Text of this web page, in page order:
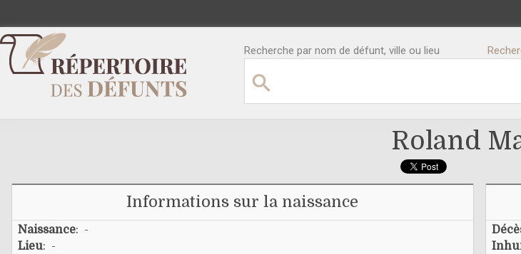
Recherche par nom de défunt, ville ou lieu
Roland
Informations sur la naissance
Naissance: -
Lieu: -